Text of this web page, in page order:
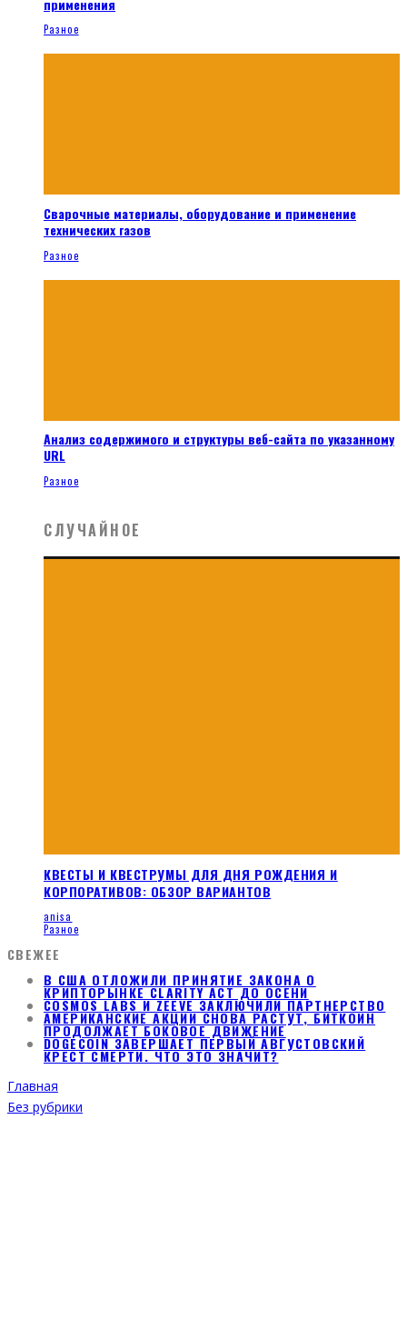
применения
Разное
Сварочные материалы, оборудование и применение
технических газов
Разное
Анализ содержимого и структуры веб-сайта по указанному
URL
Разное
СЛУЧАЙНОЕ
КВЕСТЫ И КВЕСТРУМЫ ДЛЯ ДНЯ РОЖДЕНИЯ И
КОРПОРАТИВОВ: ОБЗОР ВАРИАНТОВ
anisa
Разное
СВЕЖЕЕ
В США ОТЛОЖИЛИ ПРИНЯТИЕ ЗАКОНА О
КРИПТОРЫНКЕ CLARITY ACT ДО ОСЕНИ
COSMOS LABS И ZEEVE ЗАКЛЮЧИЛИ ПАРТНЕРСТВО
АМЕРИКАНСКИЕ АКЦИИ СНОВА РАСТУТ, БИТКОИН
ПРОДОЛЖАЕТ БОКОВОЕ ДВИЖЕНИЕ
DOGECOIN ЗАВЕРШАЕТ ПЕРВЫЙ АВГУСТОВСКИЙ
КРЕСТ СМЕРТИ. ЧТО ЭТО ЗНАЧИТ?
Главная
Без рубрики